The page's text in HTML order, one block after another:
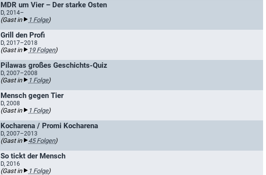
MDR um Vier – Der starke Osten
D, 2014–
(Gast in 1 Folge)
Grill den Profi
D, 2017–2018
(Gast in 19 Folgen)
Pilawas großes Geschichts-Quiz
D, 2007–2008
(Gast in 1 Folge)
Mensch gegen Tier
D, 2008
(Gast in 1 Folge)
Kocharena / Promi Kocharena
D, 2007–2013
(Gast in 45 Folgen)
So tickt der Mensch
D, 2016
(Gast in 1 Folge)